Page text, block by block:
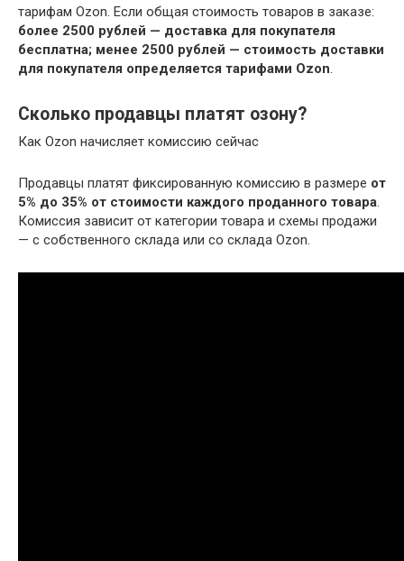
тарифам Ozon. Если общая стоимость товаров в заказе:
более 2500 рублей — доставка для покупателя
бесплатна; менее 2500 рублей — стоимость доставки
для покупателя определяется тарифами Ozon.
Сколько продавцы платят озону?
Как Ozon начисляет комиссию сейчас
Продавцы платят фиксированную комиссию в размере от
5% до 35% от стоимости каждого проданного товара.
Комиссия зависит от категории товара и схемы продажи
— с собственного склада или со склада Ozon.